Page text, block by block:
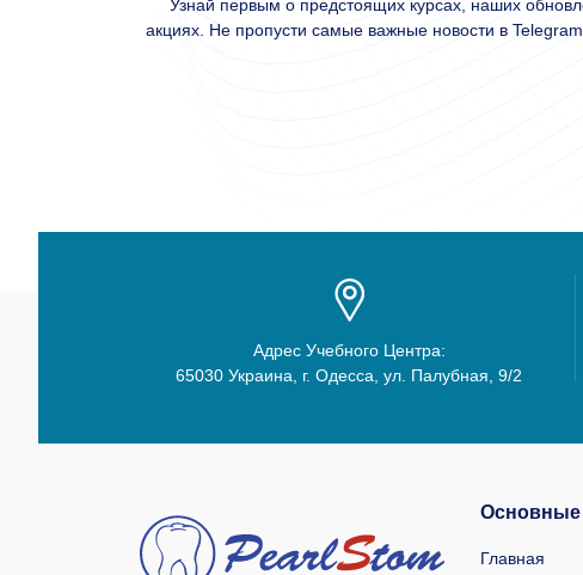
Узнай первым о предстоящих курсах, наших
акциях. Не пропусти самые важные новости в
Адрес Учебного Центра:
65030 Украина, г. Одесса, ул. Палубная, 9/2
Основные
Главная